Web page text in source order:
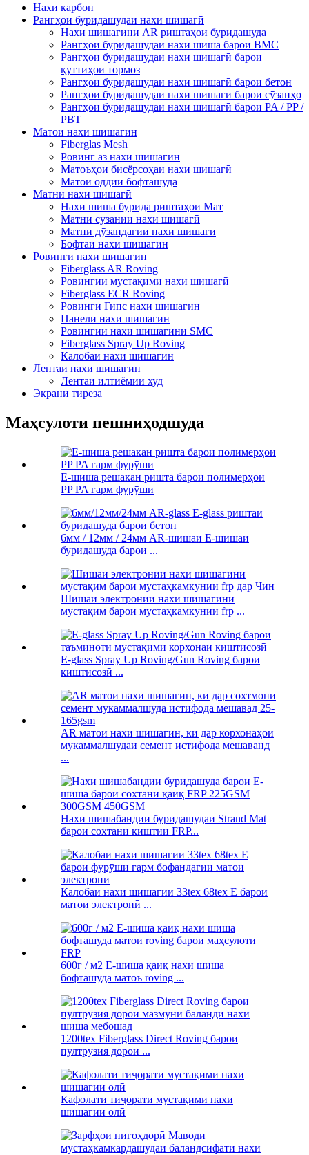
Нахи карбон
Рангҳои буридашудаи нахи шишагӣ
Нахи шишагини AR риштаҳои буридашуда
Рангҳои буридашудаи нахи шиша барои BMC
Рангҳои буридашудаи нахи шишагӣ барои
қуттиҳои тормоз
Рангҳои буридашудаи нахи шишагӣ барои бетон
Рангҳои буридашудаи нахи шишагӣ барои сӯзанҳо
Рангҳои буридашудаи нахи шишагӣ барои PA / PP /
PBT
Матои нахи шишагин
Fiberglas Mesh
Ровинг аз нахи шишагин
Матоъҳои бисёрсоҳаи нахи шишагӣ
Матои оддии бофташуда
Матни нахи шишагӣ
Нахи шиша бурида риштаҳои Мат
Матни сӯзании нахи шишагӣ
Матни дӯзандагии нахи шишагӣ
Бофтаи нахи шишагин
Ровинги нахи шишагин
Fiberglass AR Roving
Ровингии мустақими нахи шишагӣ
Fiberglass ECR Roving
Ровинги Гипс нахи шишагин
Панели нахи шишагин
Ровингии нахи шишагини SMC
Fiberglass Spray Up Roving
Калобаи нахи шишагин
Лентаи нахи шишагин
Лентаи илтиёмии худ
Экрани тиреза
Маҳсулоти пешниҳодшуда
E-шиша решакан ришта барои полимерҳои
PP PA гарм фурӯши
6мм / 12мм / 24мм AR-шишаи E-шишаи
буридашуда барои ...
Шишаи электронии нахи шишагини
мустақим барои мустаҳкамкунии frp ...
E-glass Spray Up Roving/Gun Roving барои
киштисозӣ ...
AR матои нахи шишагин, ки дар корхонаҳои
мукаммалшудаи семент истифода мешаванд
...
Нахи шишабандии буридашудаи Strand Mat
барои сохтани киштии FRP...
Калобаи нахи шишагии 33tex 68tex E барои
матои электронӣ ...
600г / м2 E-шиша қаиқ нахи шиша
бофташуда матоъ roving ...
1200tex Fiberglass Direct Roving барои
пултрузия дорои ...
Кафолати тиҷорати мустақими нахи
шишагии олӣ